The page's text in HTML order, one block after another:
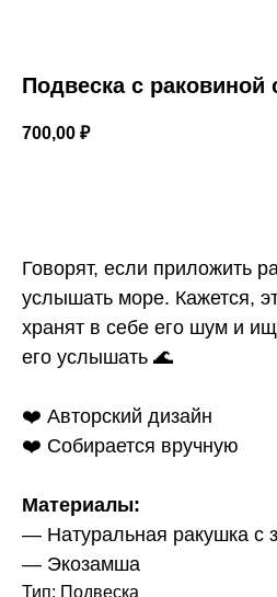
Подвеска с раковиной
700,00 ₽
Говорят, если приложить
услышать море. Кажется,
хранят в себе его шум и
его услышать 🌊
❤️ Авторский дизайн
❤️ Собирается вручную
Материалы:
— Натуральная ракушка с
— Экозамша
Тип: Подвеска